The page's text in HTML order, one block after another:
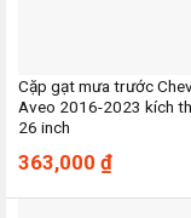
Cặp gạt mưa trước
Aveo 2016-2023 kích
26 inch
363,000 ₫